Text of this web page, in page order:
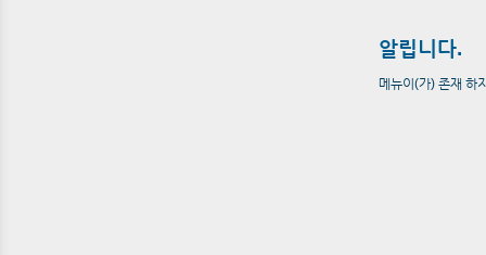
알립니다.
메뉴이(가) 존재 하